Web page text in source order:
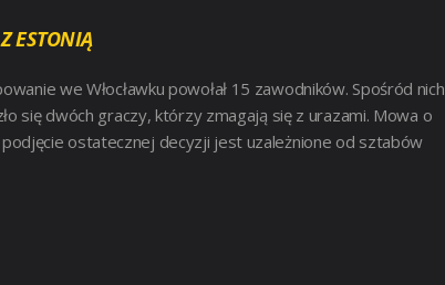
ESTONIĄ
we Włocławku powołał 15 zawodników. Spośród nich
się dwóch graczy, którzy zmagają się z urazami. Mowa o
ostatecznej decyzji jest uzależnione od sztabów